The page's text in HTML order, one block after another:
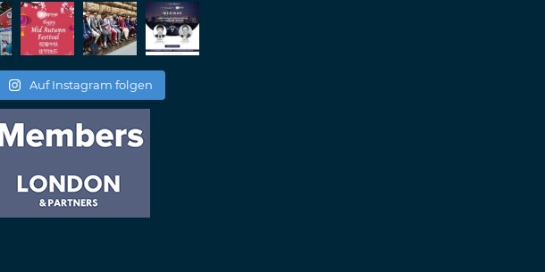
2 2 Twitter
RegroupChina Retweetet
Regroup Media @regroupmedia
Great to be at the Transport and Logistics Expo in Antwerp today.
Great to catch up with friends and partners.
Auf Instagram folgen